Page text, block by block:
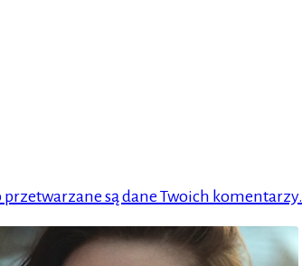
przetwarzane są dane Twoich komentarzy.